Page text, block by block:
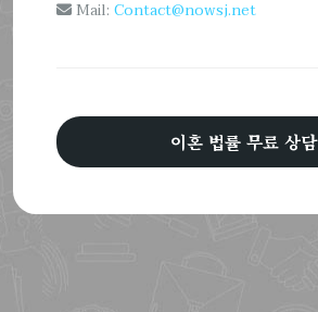
Mail: Contact@nowsj.net
이혼 법률 무료 상담